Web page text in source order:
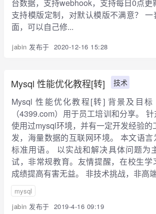
台数据，支持webhook，支持每日0点更
支持模版定制，对默认模版不满意？
面，可以自己修...
jabin 发布于 2020-12-16 15:28
Mysql 性能优化教程[转] 技术
Mysql 性能优化教程[转] 背景及目
（4399.com）用于员工培训和分享。
使用过mysql环境，并有一定开发经验的
发，海量数据的互联网环境。 本文语
标准用语。 以实战和解决具体问题为
试，非常规教育。友情提醒，在校生学
成绩提高有害无益。 非技术挑战，非高
mysql
jabin 发布于 2019-4-16 09:19